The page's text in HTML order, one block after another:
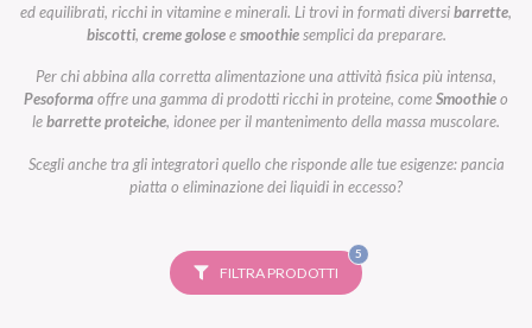
ed equilibrati, ricchi in vitamine e minerali. Li trovi in formati diversibarrette,
biscotti, creme goloseesmoothiesemplici da preparare.
Per chi abbina alla corretta alimentazione una attività fisica più intensa,
Pesoformaoffre una gamma di prodotti ricchi in proteine, comeSmoothieo
lebarrette proteiche, idonee per il mantenimento della massa muscolare.
Scegli anche tra gli integratori quello che risponde alle tue esigenze: pancia
piatta o eliminazione dei liquidi in eccesso?
FILTRA PRODOTTI
5FILTRI
SELEZIONATI